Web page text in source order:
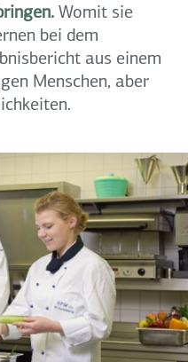
Womit sie
bei dem
aus einem
Menschen, aber